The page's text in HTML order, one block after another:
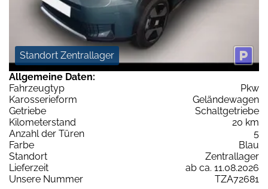
Standort Zentrallager
Allgemeine Daten:
Fahrzeugtyp
Pkw
Karosserieform
Geländewagen
Getriebe
Schaltgetriebe
Kilometerstand
20 km
Anzahl der Türen
5
Farbe
Blau
Standort
Zentrallager
Lieferzeit
ab ca. 11.08.2026
Unsere Nummer
TZA72681